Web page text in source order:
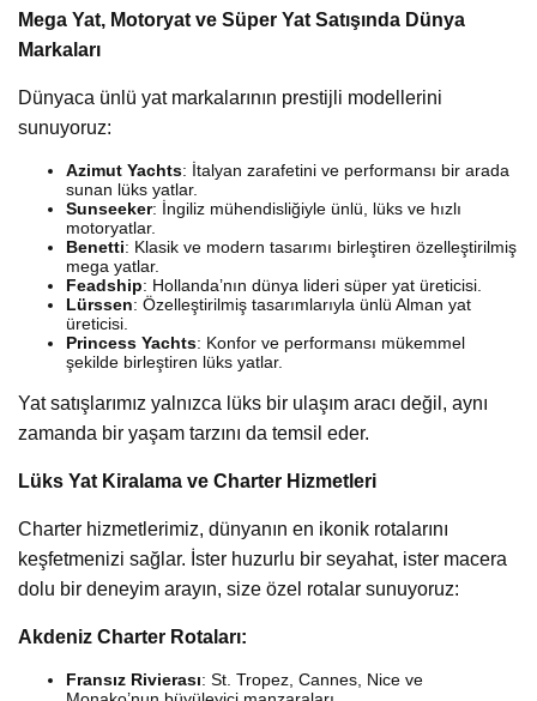
Mega Yat, Motoryat ve Süper Yat Satışında Dünya
Markaları
Dünyaca ünlü yat markalarının prestijli modellerini
sunuyoruz:
Azimut Yachts: İtalyan zarafetini ve performansı bir arada
sunan lüks yatlar.
Sunseeker: İngiliz mühendisliğiyle ünlü, lüks ve hızlı
motoryatlar.
Benetti: Klasik ve modern tasarımı birleştiren özelleştirilmiş
mega yatlar.
Feadship: Hollanda’nın dünya lideri süper yat üreticisi.
Lürssen: Özelleştirilmiş tasarımlarıyla ünlü Alman yat
üreticisi.
Princess Yachts: Konfor ve performansı mükemmel
şekilde birleştiren lüks yatlar.
Yat satışlarımız yalnızca lüks bir ulaşım aracı değil, aynı
zamanda bir yaşam tarzını da temsil eder.
Lüks Yat Kiralama ve Charter Hizmetleri
Charter hizmetlerimiz, dünyanın en ikonik rotalarını
keşfetmenizi sağlar. İster huzurlu bir seyahat, ister macera
dolu bir deneyim arayın, size özel rotalar sunuyoruz:
Akdeniz Charter Rotaları:
Fransız Rivierası: St. Tropez, Cannes, Nice ve